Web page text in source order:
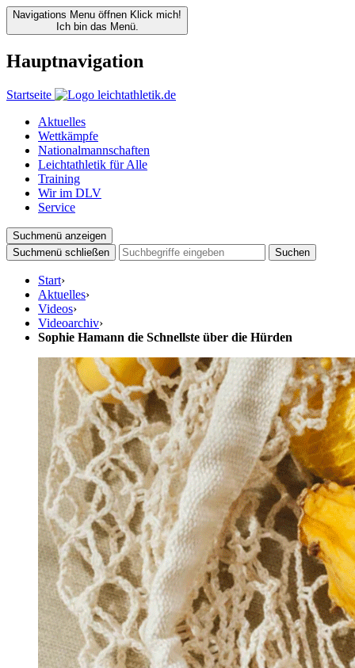
Navigations Menu öffnen Klick mich!
Ich bin das Menü.
Hauptnavigation
Startseite
Aktuelles
Wettkämpfe
Nationalmannschaften
Leichtathletik für Alle
Training
Wir im DLV
Service
Suchmenü anzeigen
Suchmenü schließen
Suchen
Start›
Aktuelles›
Videos›
Videoarchiv›
Sophie Hamann die Schnellste über die Hürden